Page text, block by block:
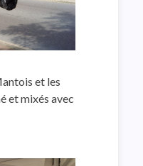
et les
et mixés avec